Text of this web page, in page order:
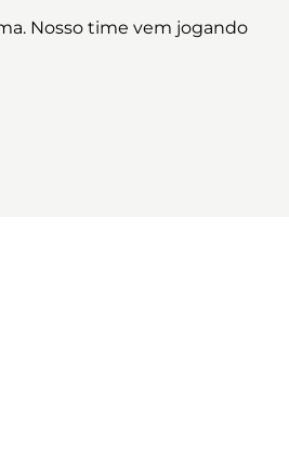
Nosso time vem jogando